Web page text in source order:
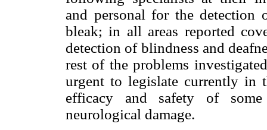
and personal for the detection
bleak; in all areas reported
detection of blindness and
rest of the problems
urgent to legislate currently in
efficacy and safety of
neurological damage.